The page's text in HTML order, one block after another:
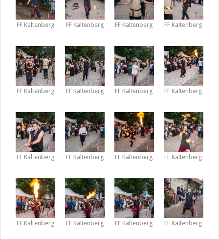
FF Kaltenberg FF Kaltenberg FF Kaltenberg FF Kaltenberg
FF Kaltenberg FF Kaltenberg FF Kaltenberg FF Kaltenberg
FF Kaltenberg FF Kaltenberg FF Kaltenberg FF Kaltenberg
FF Kaltenberg FF Kaltenberg FF Kaltenberg FF Kaltenberg